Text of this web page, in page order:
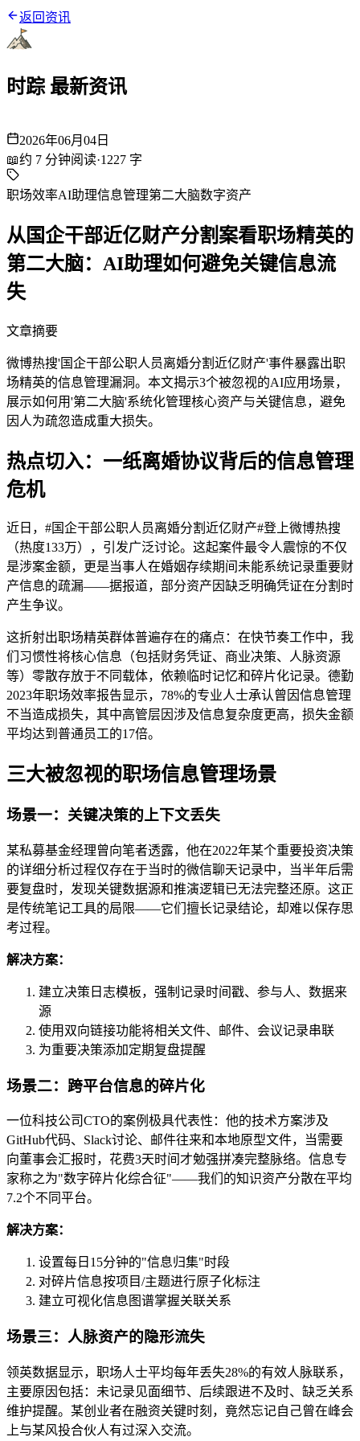
返回资讯
时踪 最新资讯
2026年06月04日
📖约 7 分钟阅读·1227 字
职场效率AI助理信息管理第二大脑数字资产
从国企干部近亿财产分割案看职场精英的
第二大脑：AI助理如何避免关键信息流
失
文章摘要
微博热搜'国企干部公职人员离婚分割近亿财产'事件暴露出职
场精英的信息管理漏洞。本文揭示3个被忽视的AI应用场景，
展示如何用'第二大脑'系统化管理核心资产与关键信息，避免
因人为疏忽造成重大损失。
热点切入：一纸离婚协议背后的信息管理
危机
近日，#国企干部公职人员离婚分割近亿财产#登上微博热搜
（热度133万），引发广泛讨论。这起案件最令人震惊的不仅
是涉案金额，更是当事人在婚姻存续期间未能系统记录重要财
产信息的疏漏——据报道，部分资产因缺乏明确凭证在分割时
产生争议。
这折射出职场精英群体普遍存在的痛点：在快节奏工作中，我
们习惯性将核心信息（包括财务凭证、商业决策、人脉资源
等）零散存放于不同载体，依赖临时记忆和碎片化记录。德勤
2023年职场效率报告显示，78%的专业人士承认曾因信息管理
不当造成损失，其中高管层因涉及信息复杂度更高，损失金额
平均达到普通员工的17倍。
三大被忽视的职场信息管理场景
场景一：关键决策的上下文丢失
某私募基金经理曾向笔者透露，他在2022年某个重要投资决策
的详细分析过程仅存在于当时的微信聊天记录中，当半年后需
要复盘时，发现关键数据源和推演逻辑已无法完整还原。这正
是传统笔记工具的局限——它们擅长记录结论，却难以保存思
考过程。
解决方案：
建立决策日志模板，强制记录时间戳、参与人、数据来
源
使用双向链接功能将相关文件、邮件、会议记录串联
为重要决策添加定期复盘提醒
场景二：跨平台信息的碎片化
一位科技公司CTO的案例极具代表性：他的技术方案涉及
GitHub代码、Slack讨论、邮件往来和本地原型文件，当需要
向董事会汇报时，花费3天时间才勉强拼凑完整脉络。信息专
家称之为"数字碎片化综合征"——我们的知识资产分散在平均
7.2个不同平台。
解决方案：
设置每日15分钟的"信息归集"时段
对碎片信息按项目/主题进行原子化标注
建立可视化信息图谱掌握关联关系
场景三：人脉资产的隐形流失
领英数据显示，职场人士平均每年丢失28%的有效人脉联系，
主要原因包括：未记录见面细节、后续跟进不及时、缺乏关系
维护提醒。某创业者在融资关键时刻，竟然忘记自己曾在峰会
上与某风投合伙人有过深入交流。